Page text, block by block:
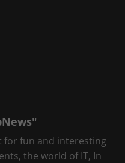
fun and interesting
the world of IT, In